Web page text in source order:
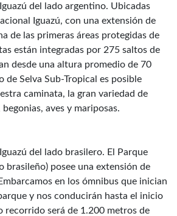
del lado argentino. Ubicadas
Iguazú, con una extensión de
de las primeras áreas protegidas de
están integradas por 275 saltos de
desde una altura promedio de 70
de Selva Sub-Tropical es posible
caminata, la gran variedad de
aves y mariposas.
del lado brasilero. El Parque
brasileño) posee una extensión de
en los ómnibus que inician
y nos conducirán hasta el inicio
recorrido será de 1.200 metros de